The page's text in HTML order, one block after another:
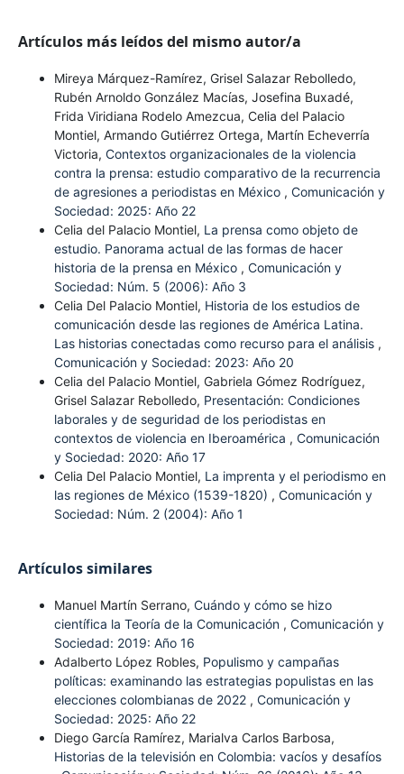
Artículos más leídos del mismo autor/a
Mireya Márquez-Ramírez, Grisel Salazar Rebolledo,
Rubén Arnoldo González Macías, Josefina Buxadé,
Frida Viridiana Rodelo Amezcua, Celia del Palacio
Montiel, Armando Gutiérrez Ortega, Martín Echeverría
Victoria, Contextos organizacionales de la violencia
contra la prensa: estudio comparativo de la recurrencia
de agresiones a periodistas en México , Comunicación y
Sociedad: 2025: Año 22
Celia del Palacio Montiel, La prensa como objeto de
estudio. Panorama actual de las formas de hacer
historia de la prensa en México , Comunicación y
Sociedad: Núm. 5 (2006): Año 3
Celia Del Palacio Montiel, Historia de los estudios de
comunicación desde las regiones de América Latina.
Las historias conectadas como recurso para el análisis ,
Comunicación y Sociedad: 2023: Año 20
Celia del Palacio Montiel, Gabriela Gómez Rodríguez,
Grisel Salazar Rebolledo, Presentación: Condiciones
laborales y de seguridad de los periodistas en
contextos de violencia en Iberoamérica , Comunicación
y Sociedad: 2020: Año 17
Celia Del Palacio Montiel, La imprenta y el periodismo en
las regiones de México (1539-1820) , Comunicación y
Sociedad: Núm. 2 (2004): Año 1
Artículos similares
Manuel Martín Serrano, Cuándo y cómo se hizo
científica la Teoría de la Comunicación , Comunicación y
Sociedad: 2019: Año 16
Adalberto López Robles, Populismo y campañas
políticas: examinando las estrategias populistas en las
elecciones colombianas de 2022 , Comunicación y
Sociedad: 2025: Año 22
Diego García Ramírez, Marialva Carlos Barbosa,
Historias de la televisión en Colombia: vacíos y desafíos